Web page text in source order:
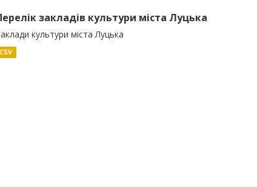
закладів культури міста Луцька
культури міста Луцька
CSV